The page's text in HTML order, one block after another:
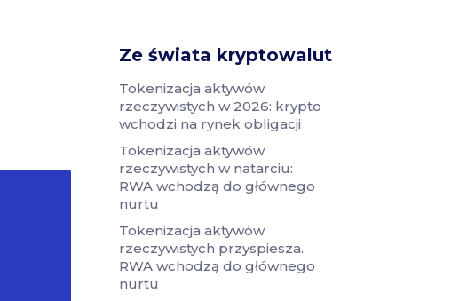
Ze świata kryptowalut
Tokenizacja aktywów
rzeczywistych w 2026: krypto
wchodzi na rynek obligacji
Tokenizacja aktywów
rzeczywistych w natarciu:
RWA wchodzą do głównego
nurtu
Tokenizacja aktywów
rzeczywistych przyspiesza.
RWA wchodzą do głównego
nurtu